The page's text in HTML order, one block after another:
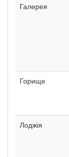
Галерея
Горище
Лоджія